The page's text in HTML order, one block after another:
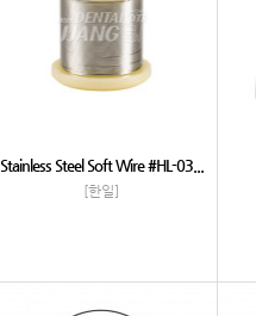
Stainless Steel Soft Wire #HL-03...
[한일]